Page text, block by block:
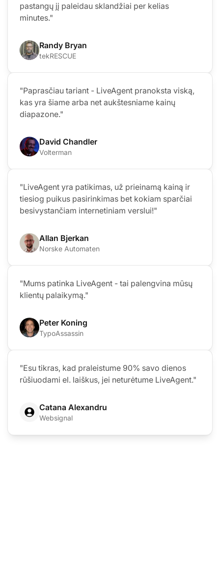
pastangų jį paleidau sklandžiai per kelias
minutes."
Randy Bryan
tekRESCUE
"Paprasčiau tariant - LiveAgent pranoksta viską,
kas yra šiame arba net aukštesniame kainų
diapazone."
David Chandler
Volterman
"LiveAgent yra patikimas, už prieinamą kainą ir
tiesiog puikus pasirinkimas bet kokiam sparčiai
besivystančiam internetiniam verslui!"
Allan Bjerkan
Norske Automaten
"Mums patinka LiveAgent - tai palengvina mūsų
klientų palaikymą."
Peter Koning
TypoAssassin
"Esu tikras, kad praleistume 90% savo dienos
rūšiuodami el. laiškus, jei neturėtume LiveAgent."
Catana Alexandru
Websignal